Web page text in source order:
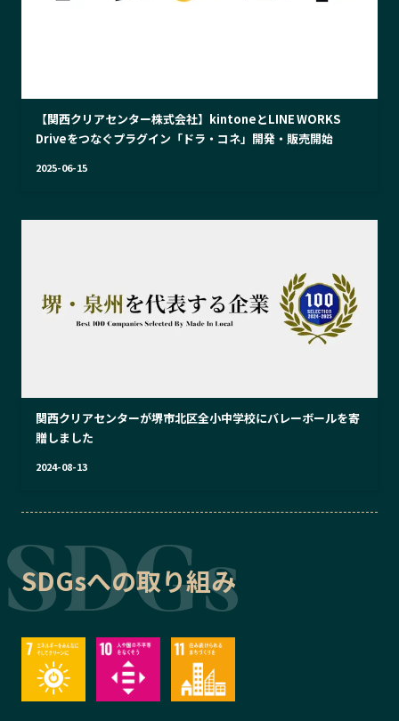
【関西クリアセンター株式会社】kintoneとLINE WORKS
Driveをつなぐプラグイン「ドラ・コネ」開発・販売開始
2025-06-15
関西クリアセンターが堺市北区全小中学校にバレーボールを寄
贈しました
2024-08-13
SDGsへの取り組み